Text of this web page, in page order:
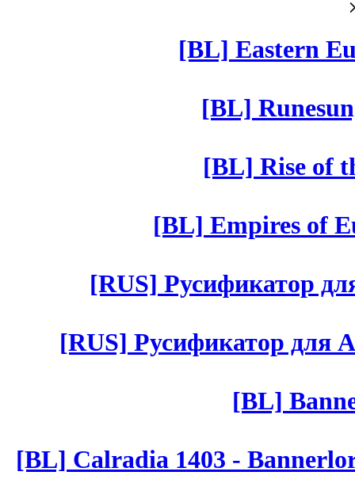
[BL] Eastern
[BL]
[BL] Rise of
[BL] Empires of
[RUS] Русификатор
[RUS] Русификатор для
[BL]
[BL] Calradia 1403 -